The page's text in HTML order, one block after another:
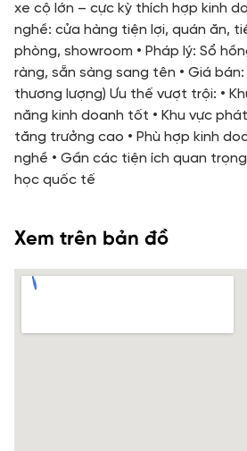
xe cộ lớn – cực kỳ thích hợp kinh
nghề: cửa hàng tiện lợi, quán ăn,
phòng, showroom • Pháp lý: Sổ
ràng, sẵn sàng sang tên • Giá
thương lượng) Ưu thế vượt trội: •
năng kinh doanh tốt • Khu vực
tăng trưởng cao • Phù hợp kinh
nghề • Gần các tiện ích quan
học quốc tế
Xem trên bản đồ